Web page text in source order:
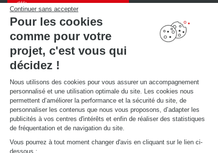
Continuer sans accepter
Pour les cookies
comme pour votre
projet, c'est vous qui
décidez !
Nous utilisons des cookies pour vous assurer un accompagnement
personnalisé et une utilisation optimale du site. Les cookies nous
permettent d’améliorer la performance et la sécurité du site, de
personnaliser les contenus que nous vous proposons, d’adapter les
publicités à vos centres d'intérêts et enfin de réaliser des statistiques
de fréquentation et de navigation du site.
Vous pourrez à tout moment changer d'avis en cliquant sur le lien ci-
dessous :
PRENDRE RENDEZ-VOUS
LIENS UTILES
Promotions
Guides de poses et d’entretien
Consulter notre catalogue
À PROPOS
Actualités du groupe
Nous rejoindre
Ouvrir un magasin
Schmidt dans le monde